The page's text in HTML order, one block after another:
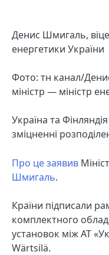
Денис Шмигаль,
енергетики України
Фото: тн канал/
міністр — міністр
Україна та
зміцненні
Про це заявив
Шмигаль.
Країни підписали
комплектного
установок між АТ
Wärtsilä.